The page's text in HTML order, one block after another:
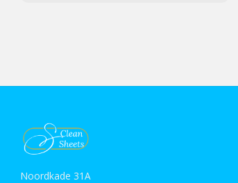
Noordkade 31A